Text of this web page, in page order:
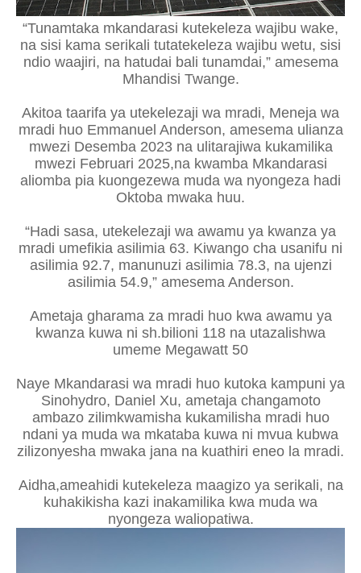
“Tunamtaka mkandarasi kutekeleza wajibu wake,
na sisi kama serikali tutatekeleza wajibu wetu, sisi
ndio waajiri, na hatudai bali tunamdai,” amesema
Mhandisi Twange.
Akitoa taarifa ya utekelezaji wa mradi, Meneja wa
mradi huo Emmanuel Anderson, amesema ulianza
mwezi Desemba 2023 na ulitarajiwa kukamilika
mwezi Februari 2025,na kwamba Mkandarasi
aliomba pia kuongezewa muda wa nyongeza hadi
Oktoba mwaka huu.
“Hadi sasa, utekelezaji wa awamu ya kwanza ya
mradi umefikia asilimia 63. Kiwango cha usanifu ni
asilimia 92.7, manunuzi asilimia 78.3, na ujenzi
asilimia 54.9,” amesema Anderson.
Ametaja gharama za mradi huo kwa awamu ya
kwanza kuwa ni sh.bilioni 118 na utazalishwa
umeme Megawatt 50
Naye Mkandarasi wa mradi huo kutoka kampuni ya
Sinohydro, Daniel Xu, ametaja changamoto
ambazo zilimkwamisha kukamilisha mradi huo
ndani ya muda wa mkataba kuwa ni mvua kubwa
zilizonyesha mwaka jana na kuathiri eneo la mradi.
Aidha,ameahidi kutekeleza maagizo ya serikali, na
kuhakikisha kazi inakamilika kwa muda wa
nyongeza waliopatiwa.